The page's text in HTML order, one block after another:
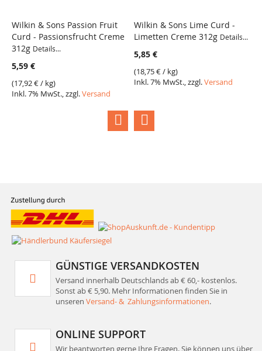
Wilkin & Sons Passion Fruit
Curd - Passionsfrucht Creme
312g Details...
5,59 €
(17,92 €/ kg)
Inkl. 7% MwSt., zzgl.Versand
Wilkin & Sons Lime Curd -
Limetten Creme 312g Details...
5,85 €
(18,75 €/ kg)
Inkl. 7% MwSt., zzgl.Versand
GÜNSTIGE VERSANDKOSTEN
Versand innerhalb Deutschlands ab € 60,- kostenlos.
Sonst ab € 5,90. Mehr Informationen finden Sie in
unseren Versand- & Zahlungsinformationen.
ONLINE SUPPORT
Wir beantworten gerne Ihre Fragen. Sie können uns über